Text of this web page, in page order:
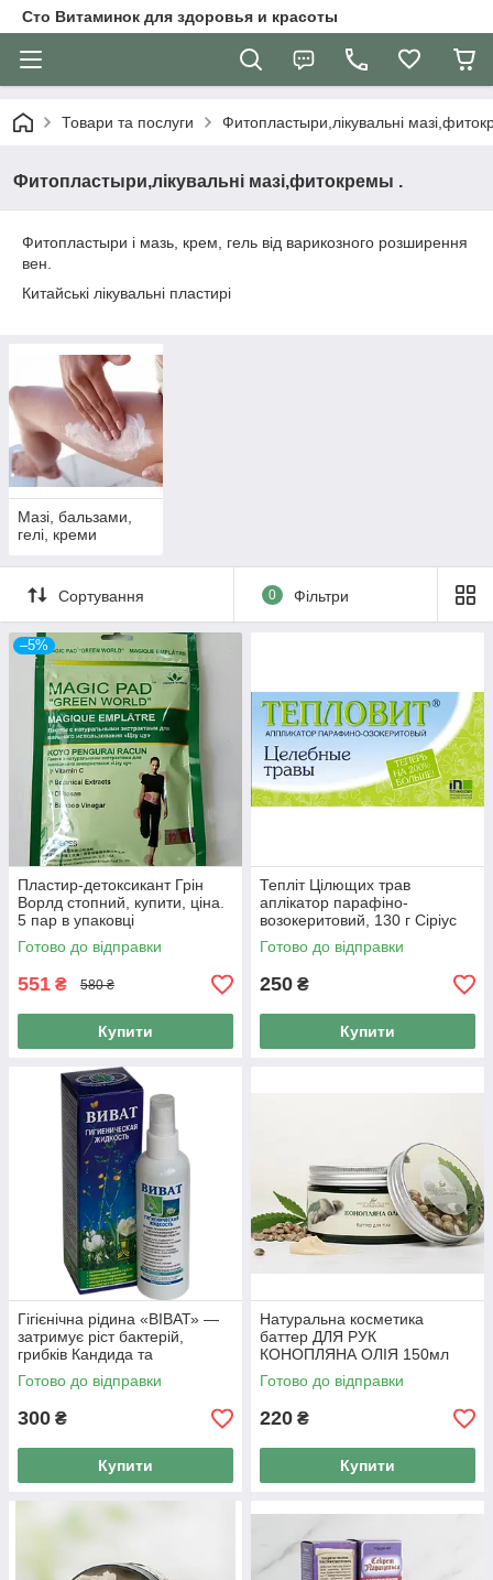
Сто Витаминок для здоровья и красоты
Товари та послуги Фитопластыри,лікувальні
Фитопластыри,лікувальні мазі,фитокремы .
Фитопластыри і мазь, крем, гель від варикозного розширення
вен.
Китайські лікувальні пластирі
Мазі, бальзами,
гелі, креми
Сортування 0 Фільтри
–5%
Пластир-детоксикант Грін
Ворлд стопний, купити, ціна.
5 пар в упаковці
Готово до відправки
551 ₴ 580 ₴
Купити
Тепліт Цілющих трав
аплікатор парафіно-
возокеритовий, 130 г Сіріус
Готово до відправки
250 ₴
Купити
Гігієнічна рідина «ВІВАТ» —
затримує ріст бактерій,
грибків Кандида та
патогенної мікрофлори 100
мл
Готово до відправки
300 ₴
Купити
Натуральна косметика
баттер ДЛЯ РУК
КОНОПЛЯНА ОЛIЯ 150мл
Готово до відправки
220 ₴
Купити